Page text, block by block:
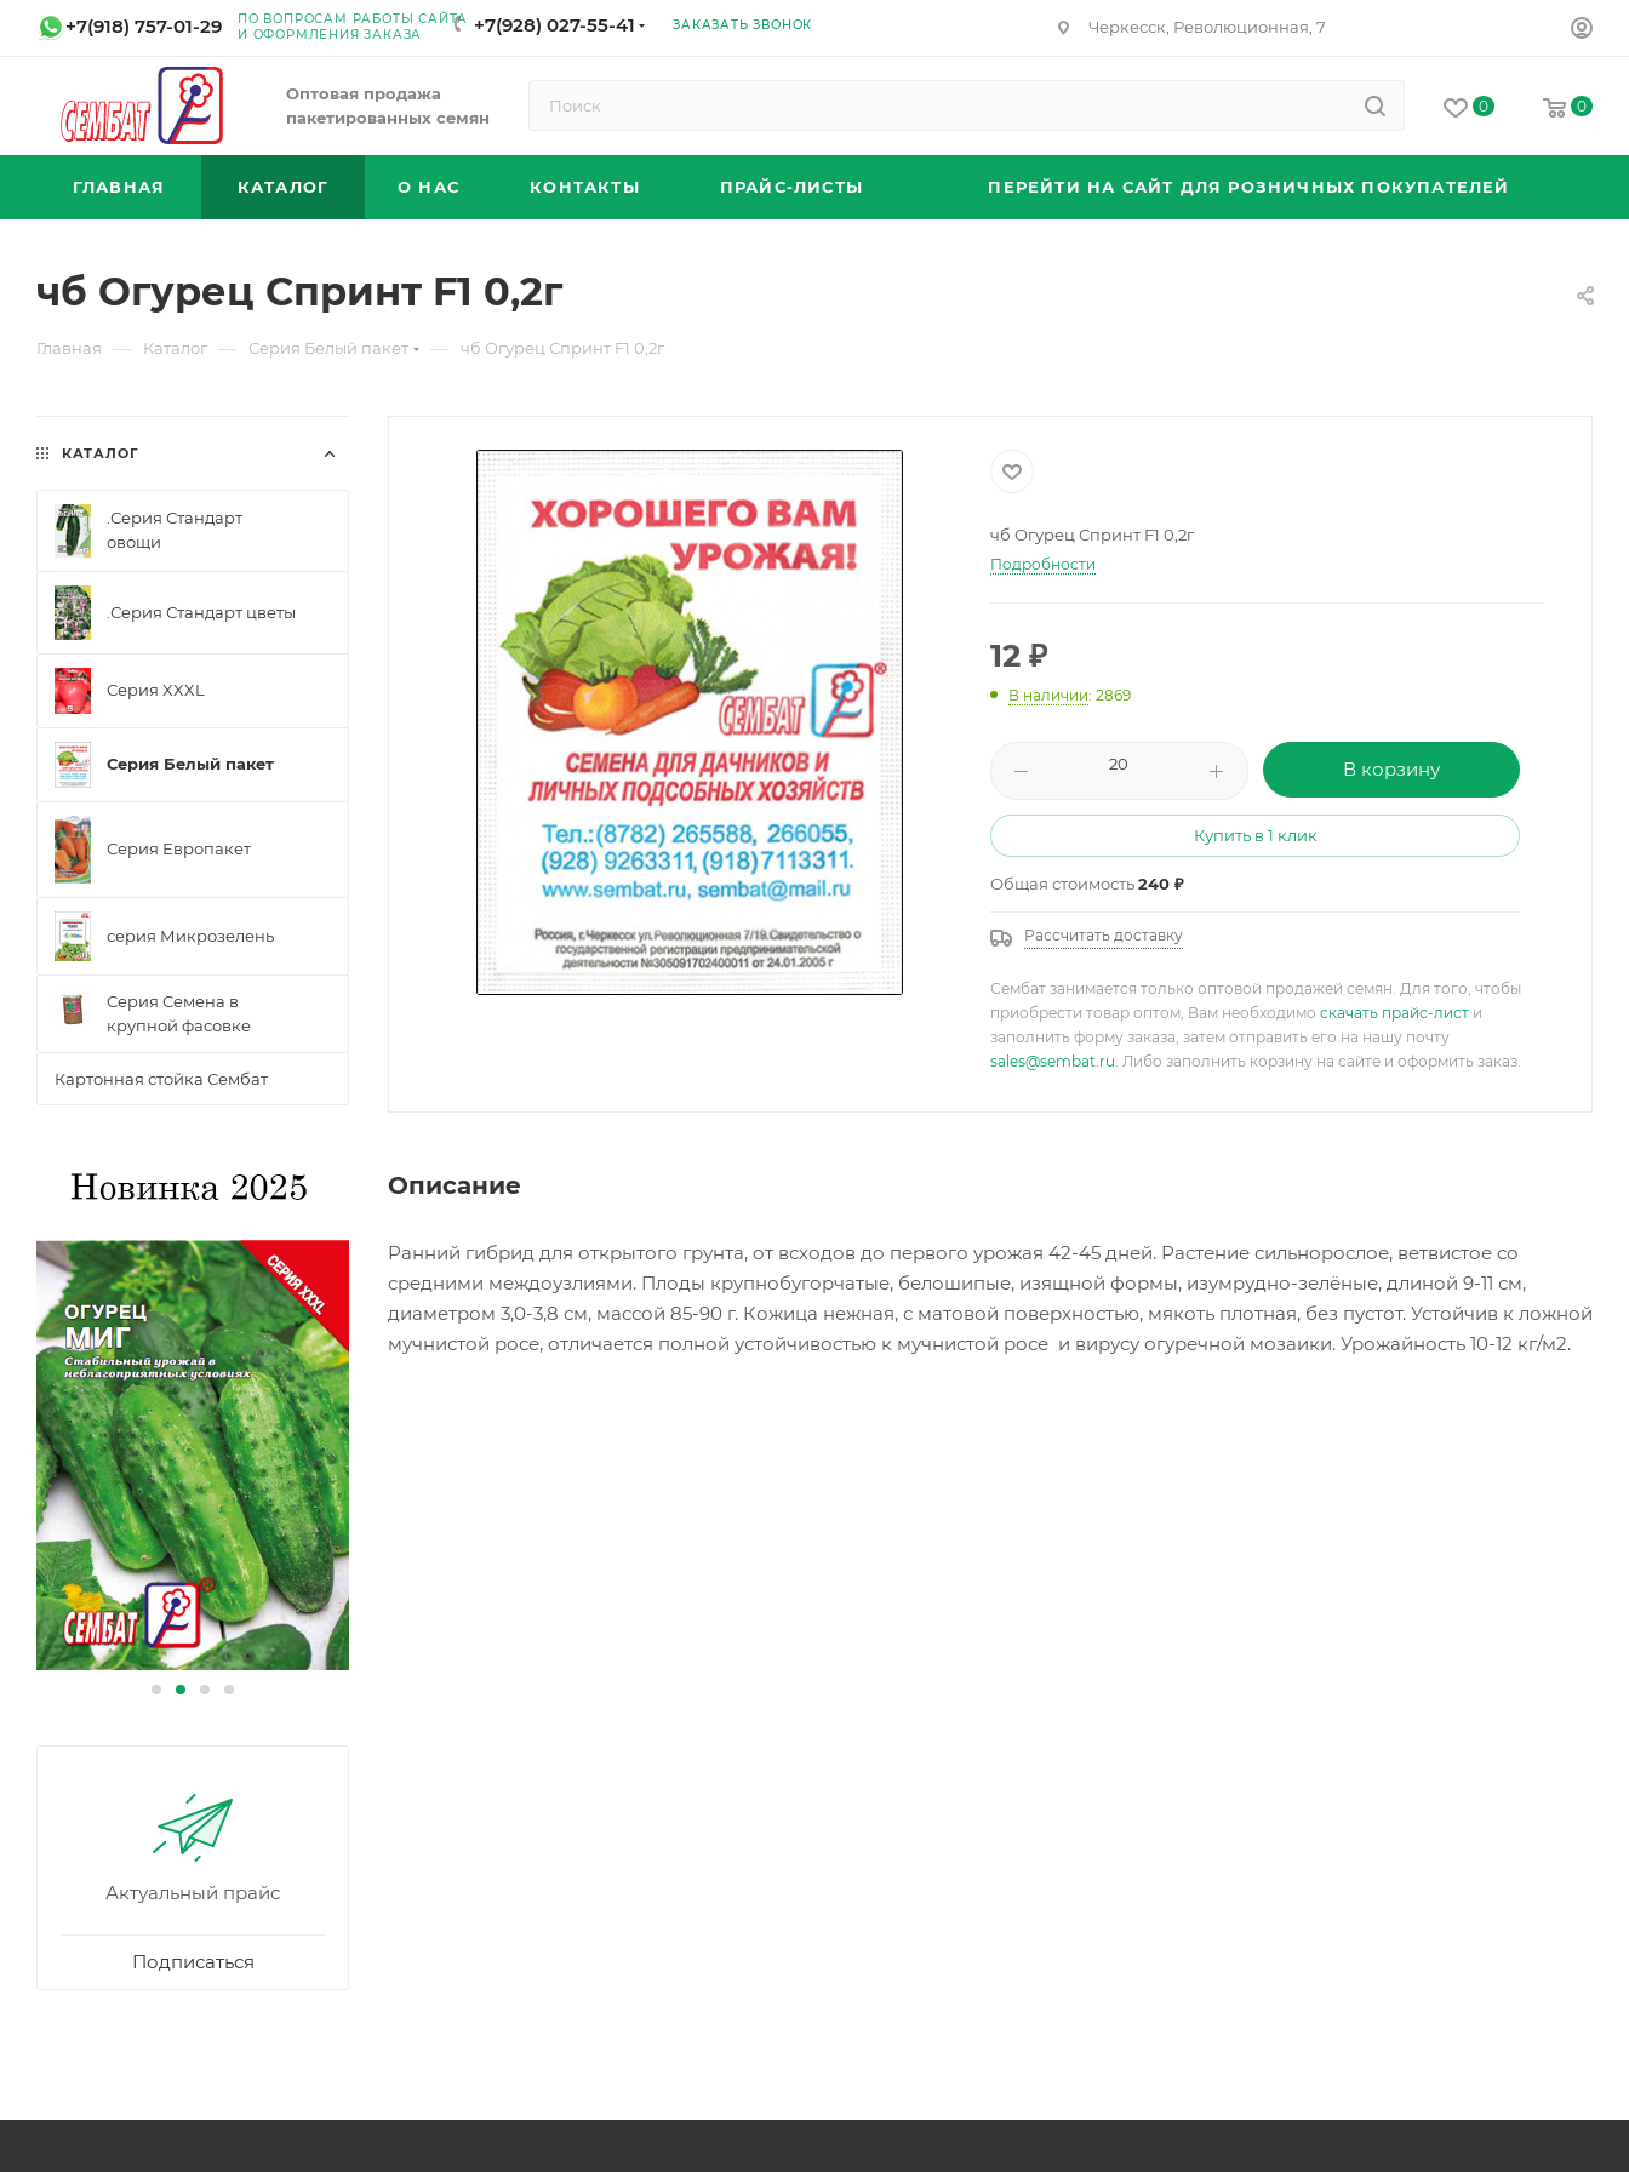
+7(918) 757-01-29
ПО ВОПРОСАМ РАБОТЫ САЙТА
И ОФОРМЛЕНИЯ ЗАКАЗА
+7(928) 027-55-41 ЗАКАЗАТЬ ЗВОНОК Черкесск, Революционная, 7
Оптовая продажа
пакетированных семян
0 0
ГЛАВНАЯ КАТАЛОГ О НАС КОНТАКТЫ ПРАЙС-ЛИСТЫ ПЕРЕЙТИ НА САЙТ ДЛЯ РОЗНИЧНЫХ ПОКУПАТЕЛЕЙ
чб Огурец Спринт F1 0,2г
Главная — Каталог — Серия Белый пакет — чб Огурец Спринт F1 0,2г
чб Огурец Спринт F1 0,2г
Подробности
12 ₽
В наличии: 2869
В корзину
Купить в 1 клик
Общая стоимость240 ₽
Рассчитать доставку
Сембат занимается только оптовой продажей семян. Для того, чтобы
приобрести товар оптом, Вам необходимо скачать прайс-лист и
заполнить форму заказа, затем отправить его на нашу почту
sales@sembat.ru. Либо заполнить корзину на сайте и оформить заказ.
Описание
Ранний гибрид для открытого грунта, от всходов до первого урожая 42-45 дней. Растение сильнорослое, ветвистое со
средними междоузлиями. Плоды крупнобугорчатые, белошипые, изящной формы, изумрудно-зелёные, длиной 9-11 см,
диаметром 3,0-3,8 см, массой 85-90 г. Кожица нежная, с матовой поверхностью, мякоть плотная, без пустот. Устойчив к ложной
мучнистой росе, отличается полной устойчивостью к мучнистой росе и вирусу огуречной мозаики. Урожайность 10-12 кг/м2.
КАТАЛОГ
.Серия Стандарт
овощи
.Серия Стандарт цветы
Серия XXXL
Серия Белый пакет
Серия Европакет
серия Микрозелень
Серия Семена в
крупной фасовке
Картонная стойка Сембат
Актуальный прайс
Подписаться